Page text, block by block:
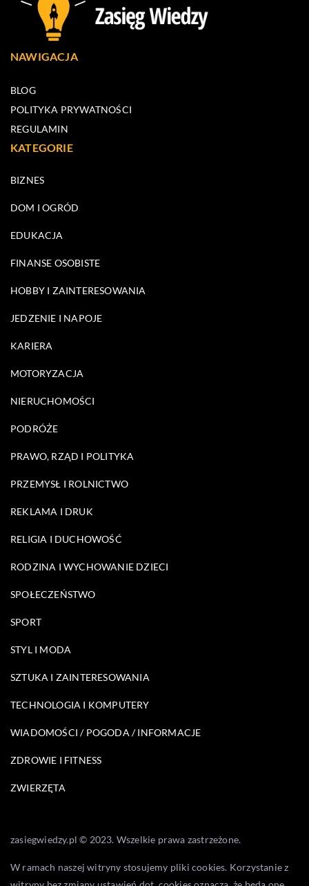
NAWIGACJA
BLOG
POLITYKA PRYWATNOŚCI
REGULAMIN
KATEGORIE
BIZNES
DOM I OGRÓD
EDUKACJA
FINANSE OSOBISTE
HOBBY I ZAINTERESOWANIA
JEDZENIE I NAPOJE
KARIERA
MOTORYZACJA
NIERUCHOMOŚCI
PODRÓŻE
PRAWO, RZĄD I POLITYKA
PRZEMYSŁ I ROLNICTWO
REKLAMA I DRUK
RELIGIA I DUCHOWOŚĆ
RODZINA I WYCHOWANIE DZIECI
SPOŁECZEŃSTWO
SPORT
STYL I MODA
SZTUKA I ZAINTERESOWANIA
TECHNOLOGIA I KOMPUTERY
WIADOMOŚCI / POGODA / INFORMACJE
ZDROWIE I FITNESS
ZWIERZĘTA
zasiegwiedzy.pl © 2023. Wszelkie prawa zastrzeżone.
W ramach naszej witryny stosujemy pliki cookies. Korzystanie z